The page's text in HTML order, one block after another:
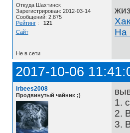
Откуда Шахтинск
Зарегистрирован: 2012-03-14
Сообщений: 2,875
Рейтинг: 121
Сайт
На
Не в сети
2017-10-06
irbees2008
Продвинутый чайник ;)
1.
2.
3.